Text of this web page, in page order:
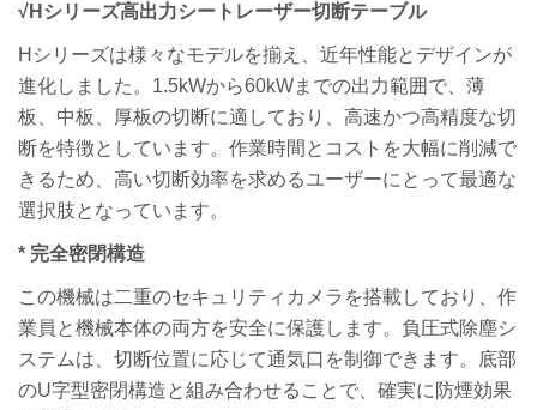
√Hシリーズ高出力シートレーザー切断テーブル
Hシリーズは様々なモデルを揃え、近年性能とデザインが
進化しました。1.5kWから60kWまでの出力範囲で、薄
板、中板、厚板の切断に適しており、高速かつ高精度な切
断を特徴としています。作業時間とコストを大幅に削減で
きるため、高い切断効率を求めるユーザーにとって最適な
選択肢となっています。
* 完全密閉構造
この機械は二重のセキュリティカメラを搭載しており、作
業員と機械本体の両方を安全に保護します。負圧式除塵シ
ステムは、切断位置に応じて通気口を制御できます。底部
のU字型密閉構造と組み合わせることで、確実に防煙効果